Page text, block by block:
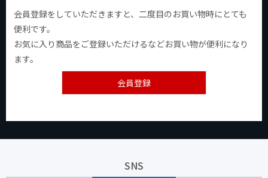
会員登録をしていただきますと、二度目のお買い物時にとても
便利です。
お気に入り商品をご登録いただけるなどお買い物が便利になり
ます。
会員登録
SNS